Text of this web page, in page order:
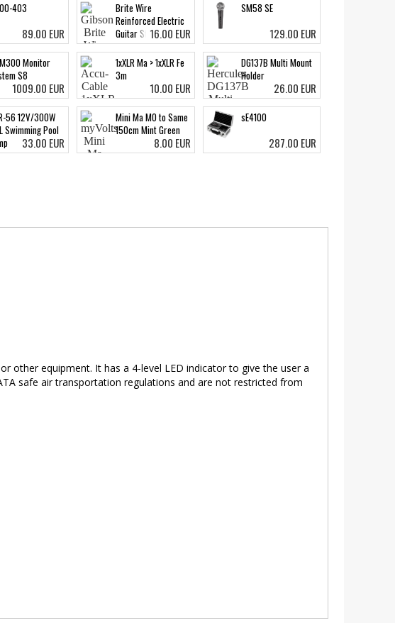
403
89.00 EUR
Brite Wire
Reinforced Electric
Guitar Strings Light
16.00 EUR
SM58 SE
129.00 EUR
Monitor
S8
1009.00 EUR
1xXLR Ma > 1xXLR Fe
3m
10.00 EUR
DG137B Multi Mount
Holder
26.00 EUR
56 12V/300W
Swimming Pool
33.00 EUR
Mini Ma MO to Same
150cm Mint Green
8.00 EUR
sE4100
287.00 EUR
other equipment. It has a 4-level LED indicator to give the user a
safe air transportation regulations and are not restricted from